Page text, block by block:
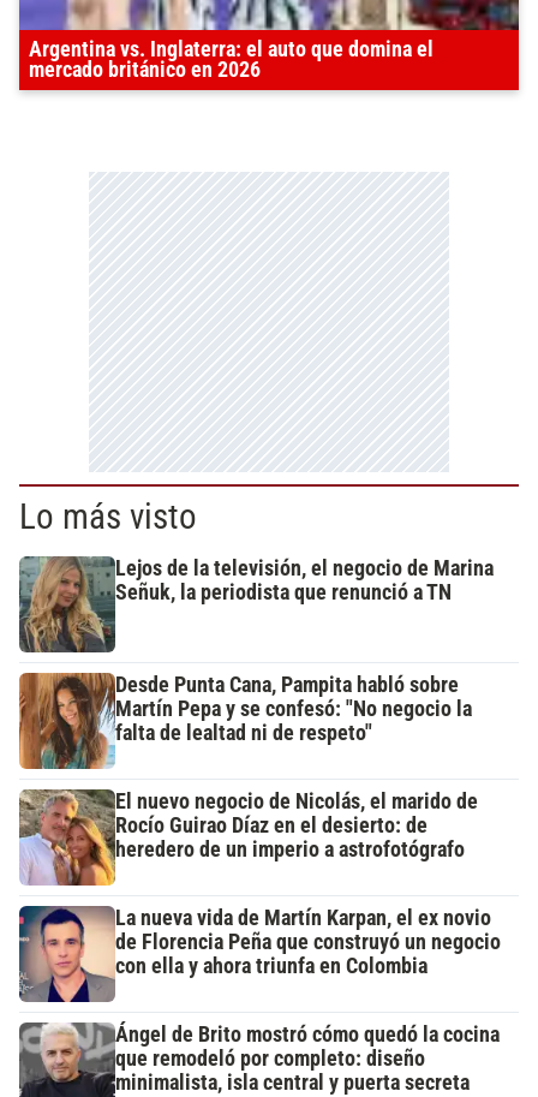
Argentina vs. Inglaterra: el auto que domina el
mercado británico en 2026
Lo más visto
Lejos de la televisión, el negocio de Marina
Señuk, la periodista que renunció a TN
Desde Punta Cana, Pampita habló sobre
Martín Pepa y se confesó: "No negocio la
falta de lealtad ni de respeto"
El nuevo negocio de Nicolás, el marido de
Rocío Guirao Díaz en el desierto: de
heredero de un imperio a astrofotógrafo
La nueva vida de Martín Karpan, el ex novio
de Florencia Peña que construyó un negocio
con ella y ahora triunfa en Colombia
Ángel de Brito mostró cómo quedó la cocina
que remodeló por completo: diseño
minimalista, isla central y puerta secreta